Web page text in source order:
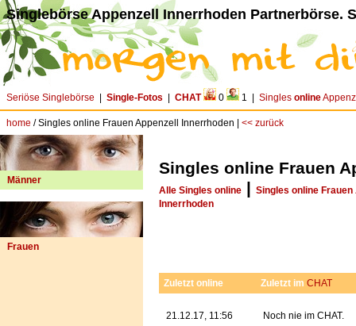
Singlebörse Appenzell Innerrhoden Partnerbörse.
Seriöse Singlebörse Single-Fotos CHAT 0 1 | Singles online
home / Singles online Frauen Appenzell Innerrhoden | << zurück
Männer
Frauen
Singles online Frauen
Alle Singles online | Singles online
Innerrhoden
Zuletzt online Zuletzt im CHAT
21.12.17, 11:56 Noch nie im CHAT.